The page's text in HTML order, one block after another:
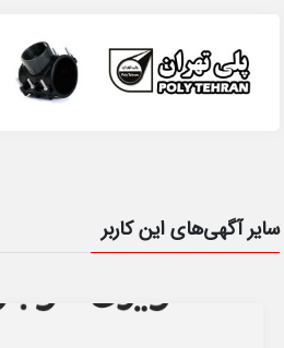
سایر آگهی‌های این کاربر